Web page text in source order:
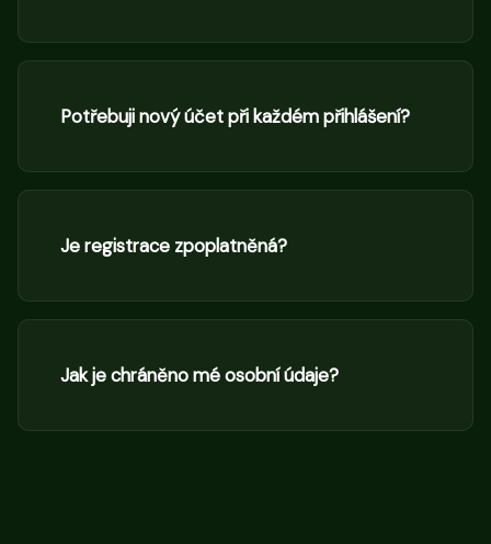
Potřebuji nový účet při každém přihlášení?
Je registrace zpoplatněná?
Jak je chráněno mé osobní údaje?